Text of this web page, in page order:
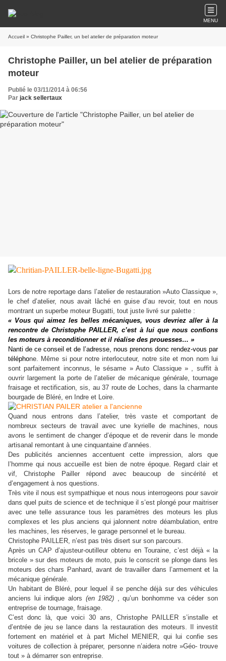
MENU
Accueil » Christophe Pailler, un bel atelier de préparation moteur
Christophe Pailler, un bel atelier de préparation
moteur
Publié le 03/11/2014 à 06:56
Par jack sellertaux
Lors de notre reportage dans l’atelier de restauration »Auto Classique »,
le chef d’atelier, nous avait lâché en guise d’au revoir, tout en nous
montrant un superbe moteur Bugatti, tout juste livré sur palette :
« Vous qui aimez les belles mécaniques, vous devriez aller à la
rencontre de Christophe PAILLER, c’est à lui que nous confions
les moteurs à reconditionner et il réalise des prouesses… »
Nanti de ce conseil et de l’adresse, nous prenons donc rendez-vous par
téléphone. Même si pour notre interlocuteur, notre site et mon nom lui
sont parfaitement inconnus, le sésame » Auto Classique » , suffit à
ouvrir largement la porte de l’atelier de mécanique générale, tournage
fraisage et rectification, sis, au 37 route de Loches, dans la charmante
bourgade de Bléré, en Indre et Loire.
Quand nous entrons dans l’atelier, très vaste et comportant de
nombreux secteurs de travail avec une kyrielle de machines, nous
avons le sentiment de changer d’époque et de revenir dans le monde
artisanal remontant à une cinquantaine d’années.
Des publicités anciennes accentuent cette impression, alors que
l’homme qui nous accueille est bien de notre époque. Regard clair et
vif, Christophe Pailler répond avec beaucoup de sincérité et
d’engagement à nos questions.
Très vite il nous est sympathique et nous nous interrogeons pour savoir
dans quel puits de science et de technique il s’est plongé pour maitriser
avec une telle assurance tous les paramètres des moteurs les plus
complexes et les plus anciens qui jalonnent notre déambulation, entre
les machines, les réserves, le garage personnel et le bureau.
Christophe PAILLER, n’est pas très disert sur son parcours.
Après un CAP d’ajusteur-outilleur obtenu en Touraine, c’est déjà « la
bricole » sur des moteurs de moto, puis le conscrit se plonge dans les
moteurs des chars Panhard, avant de travailler dans l’armement et la
mécanique générale.
Un habitant de Bléré, pour lequel il se penche déjà sur des véhicules
anciens lui indique alors (en 1982) , qu’un bonhomme va céder son
entreprise de tournage, fraisage.
C’est donc là, que voici 30 ans, Christophe PAILLER s’installe et
d’entrée de jeu se lance dans la restauration des moteurs. Il investit
fortement en matériel et à part Michel MENIER, qui lui confie ses
voitures de collection à préparer, personne n’aidera notre »Géo- trouve
tout » à démarrer son entreprise.